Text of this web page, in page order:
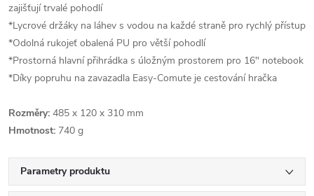
zajišťují trvalé pohodlí
*Lycrové držáky na láhev s vodou na každé straně pro rychlý přístup
*Odolná rukojeť obalená PU pro větší pohodlí
*Prostorná hlavní přihrádka s úložným prostorem pro 16" notebook
*Díky popruhu na zavazadla Easy-Comute je cestování hračka
Rozměry: 485 x 120 x 310 mm
Hmotnost: 740 g
Parametry produktu